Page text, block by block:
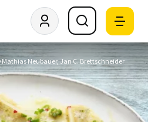
Mathias Neubauer, Jan C. Brettschneider